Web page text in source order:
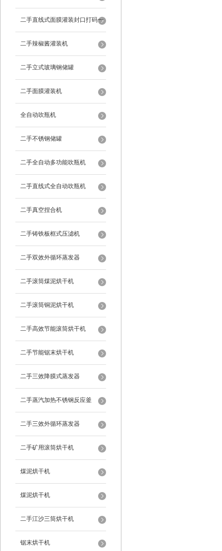
二手直线式面膜灌装封口打码一
体机
二手辣椒酱灌装机
二手立式玻璃钢储罐
二手面膜灌装机
全自动吹瓶机
二手不锈钢储罐
二手全自动多功能吹瓶机
二手直线式全自动吹瓶机
二手真空捏合机
二手铸铁板框式压滤机
二手双效外循环蒸发器
二手滚筒煤泥烘干机
二手滚筒铜泥烘干机
二手高效节能滚筒烘干机
二手节能锯末烘干机
二手三效降膜式蒸发器
二手蒸汽加热不锈钢反应釜
二手三效外循环蒸发器
二手矿用滚筒烘干机
煤泥烘干机
煤泥烘干机
二手江沙三筒烘干机
锯末烘干机